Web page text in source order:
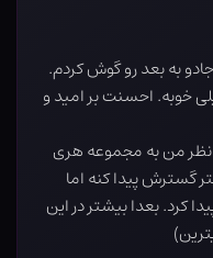
به بعد رو گوش کردم.
میکنم. خیلی خوبه. احسنت بر امید و
نظر من به مجموعه هری
گسترش پیدا کنه اما
کرد. بعدا بیشتر در این